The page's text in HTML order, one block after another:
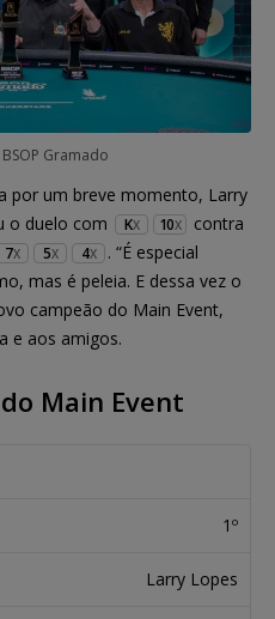
Gramado
por um breve momento, Larry
o duelo com
KX 10X contra
7X 5X 4X
. “É especial
mas é peleia. E dessa vez o
campeão do Main Event,
e aos amigos.
Main Event
1º
Larry Lopes